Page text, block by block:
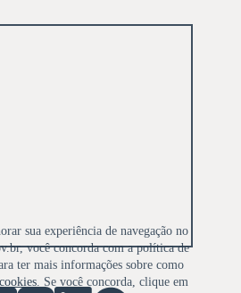
sua experiência de navegação no
você concorda com a política de
ter mais informações sobre como
. Se você concorda, clique em